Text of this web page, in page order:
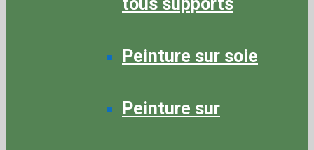
Peinture sur soie
Peinture sur